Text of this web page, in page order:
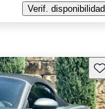
Verif. disponibilidad